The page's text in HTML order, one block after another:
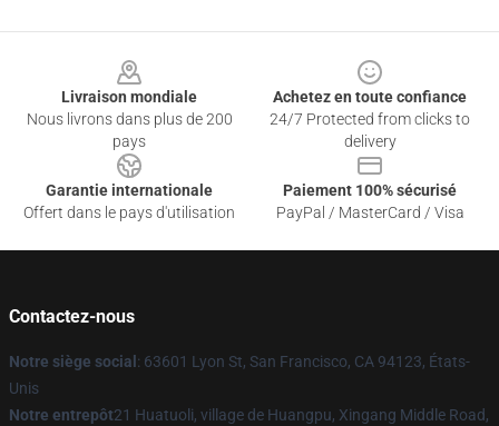
Livraison mondiale
Nous livrons dans plus de 200
pays
Achetez en toute confiance
24/7 Protected from clicks to
delivery
Garantie internationale
Offert dans le pays d'utilisation
Paiement 100% sécurisé
PayPal / MasterCard / Visa
Contactez-nous
Notre siège social : 63601 Lyon St, San Francisco, CA 94123, États-
Unis
Notre entrepôt21 Huatuoli, village de Huangpu, Xingang Middle Road,